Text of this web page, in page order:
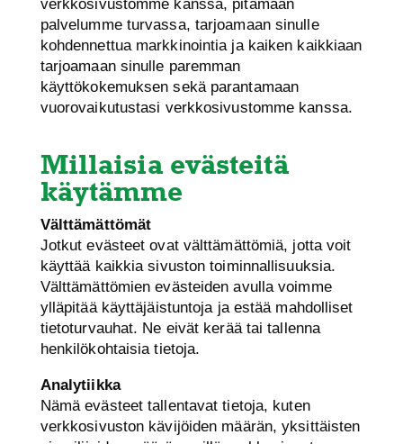
verkkosivustomme kanssa, pitämään
palvelumme turvassa, tarjoamaan sinulle
kohdennettua markkinointia ja kaiken kaikkiaan
tarjoamaan sinulle paremman
käyttökokemuksen sekä parantamaan
vuorovaikutustasi verkkosivustomme kanssa.
Millaisia evästeitä
käytämme
Välttämättömät
Jotkut evästeet ovat välttämättömiä, jotta voit
käyttää kaikkia sivuston toiminnallisuuksia.
Välttämättömien evästeiden avulla voimme
ylläpitää käyttäjäistuntoja ja estää mahdolliset
tietoturvauhat. Ne eivät kerää tai tallenna
henkilökohtaisia ​​tietoja.
Analytiikka
Nämä evästeet tallentavat tietoja, kuten
verkkosivuston kävijöiden määrän, yksittäisten